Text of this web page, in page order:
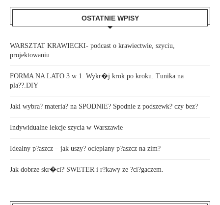
OSTATNIE WPISY
WARSZTAT KRAWIECKI- podcast o krawiectwie, szyciu,
projektowaniu
FORMA NA LATO 3 w 1. Wykr�j krok po kroku. Tunika na
pla??.DIY
Jaki wybra? materia? na SPODNIE? Spodnie z podszewk? czy bez?
Indywidualne lekcje szycia w Warszawie
Idealny p?aszcz – jak uszy? ocieplany p?aszcz na zim?
Jak dobrze skr�ci? SWETER i r?kawy ze ?ci?gaczem.